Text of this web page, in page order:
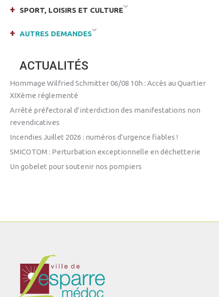
SPORT, LOISIRS ET CULTURE
AUTRES DEMANDES
ACTUALITÉS
Hommage Wilfried Schmitter 06/08 10h : Accès au Quartier
XIXème réglementé
Arrêté préfectoral d’interdiction des manifestations non
revendicatives
Incendies Juillet 2026 : numéros d’urgence fiables !
SMICOTOM : Perturbation exceptionnelle en déchetterie
Un gobelet pour soutenir nos pompiers